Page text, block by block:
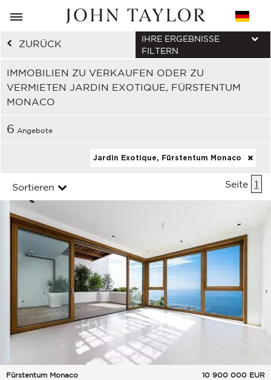
ZURÜCK
IMMOBILIEN ZU VERKAUFEN ODER ZU
VERMIETEN JARDIN EXOTIQUE, FÜRSTENTUM
MONACO
IHRE ERGEBNISSE
FILTERN
6 Angebote
Jardin Exotique, Fürstentum Monaco
Sortieren Seite 1
Fürstentum Monaco
10 900 000 EUR